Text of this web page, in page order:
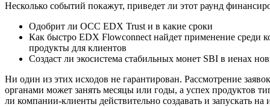
Несколько событий покажут, приведет ли этот раунд
Одобрит ли OCC EDX Trust и в какие сроки
Как быстро EDX Flowconnect найдет применение среди
продукты для клиентов
Создаст ли экосистема стабильных монет SBI в иенах
Ни один из этих исходов не гарантирован. Рассмотрение
органами может занять месяцы или годы, а успех продуктов
ли компании-клиенты действительно создавать и запускать